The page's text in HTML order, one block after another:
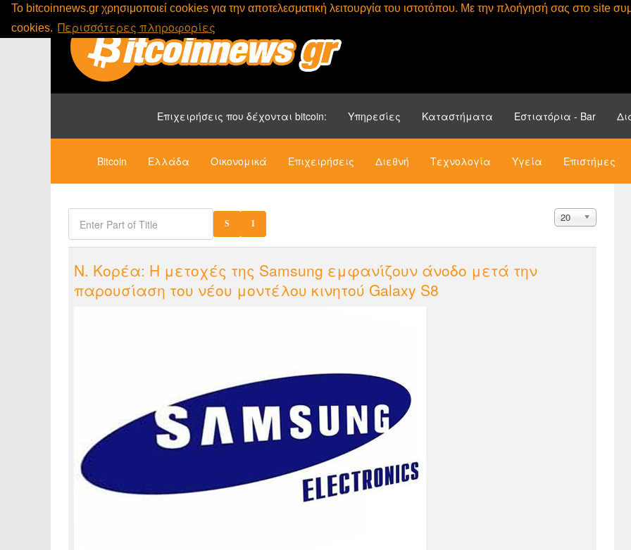
To bitcoinnews.gr χρησιμοποιεί cookies για την αποτελεσματική λειτουργία του ιστοτόπου. Με την πλοήγησή σας στο site
cookies. Περισσότερες πληροφορίες
Επιχειρήσεις που δέχονται bitcoin: Υπηρεσίες Καταστήματα Εστιατόρια - Bar
Bitcoin Ελλάδα Οικονομικά Επιχειρήσεις Διεθνή Τεχνολογία Υγεία Επιστήμες
20
Ν. Κορέα: Η μετοχές της Samsung εμφανίζουν άνοδο μετά την
παρουσίαση του νέου μοντέλου κινητού Galaxy S8